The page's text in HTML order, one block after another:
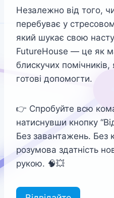
Незалежно від того,
перебуває у
який шукає свою
FutureHouse — це як
блискучих помічників,
готові допомогти.
👉 Спробуйте всю
натиснувши кнопку
Без завантажень. Без
розумова здатність
рукою. 🧠💥